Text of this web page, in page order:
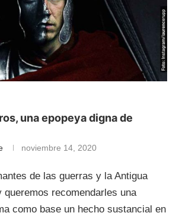
una epopeya digna de
noviembre 14, 2020
de las guerras y la Antigua
queremos recomendarles una
como base un hecho sustancial en